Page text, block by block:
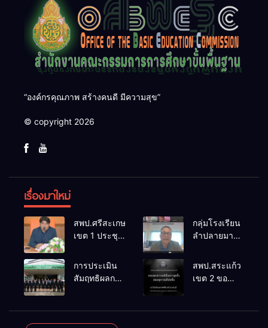
“องค์กรคุณภาพ สร้างคนดี มีความสุข”
© copyright 2026
เรื่องมาใหม่
สพป.ศรีสะเกษ
เขต 1 ประชุม
จัดการ
แข่งขันงาน
ศิลปหัตถกรรม
74 ปีการ
ศึกษา 2569
กลุ่มโรงเรียน
ลำปลายมาศ
เคลื่อน RT,
NT, O-NET
การประเมิน
สัมฤทธิผลการ
สพป.สระแก้ว
เขต 2 ขอ